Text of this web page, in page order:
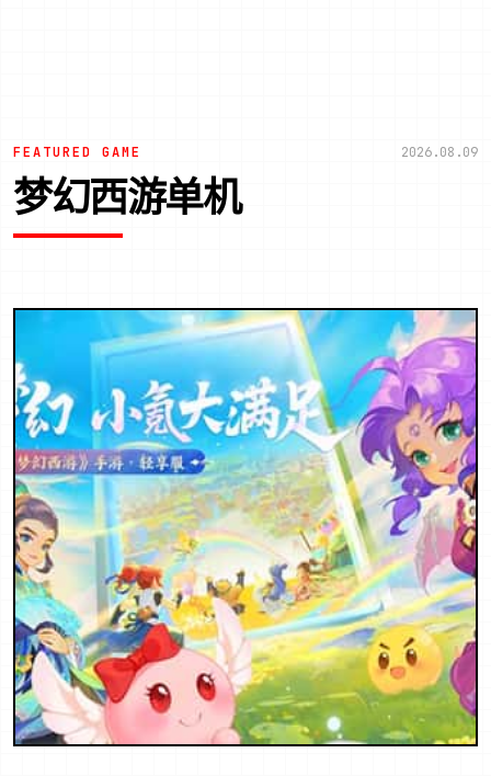
FEATURED GAME 2026.08.09
梦幻西游单机